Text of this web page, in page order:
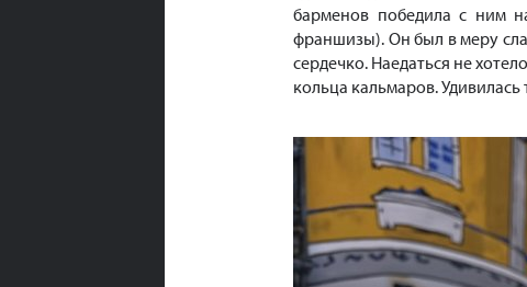
барменов победила с ним
франшизы). Он был в меру
сердечко. Наедаться не
кольца кальмаров.